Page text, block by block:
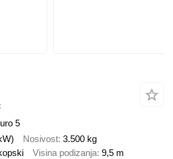
5
Nosivost 3.500 kg
Visina podizanja 9,5 m